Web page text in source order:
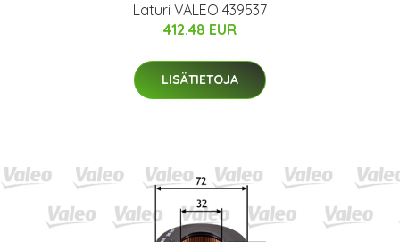
Laturi VALEO 439537
412.48 EUR
LISÄTIETOJA